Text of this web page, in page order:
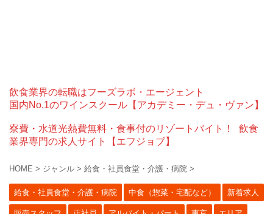
飲食業界の転職はフーズラボ・エージェント
国内No.1のワインスクール【アカデミー・デュ・ヴァン】
寮費・水道光熱費無料・食事付のリゾートバイト！
飲食
業界専門の求人サイト【エフジョブ】
HOME > ジャンル > 給食・社員食堂・介護・病院 >
給食・社員食堂・介護・病院 中食（惣菜・宅配など） 新着求人